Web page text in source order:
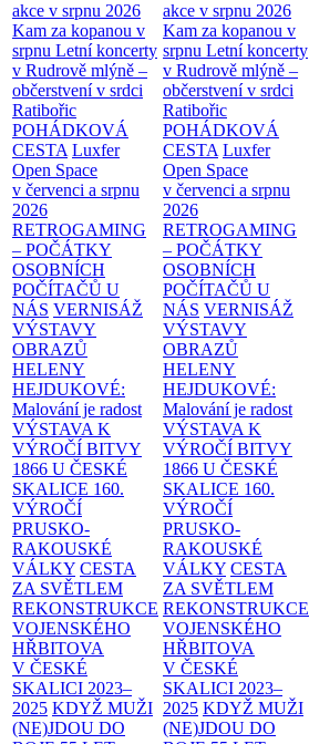
akce v srpnu 2026
Kam za kopanou v
srpnu Letní koncerty
v Rudrově mlýně –
občerstvení v srdci
Ratibořic
POHÁDKOVÁ
CESTA Luxfer
Open Space
v červenci a srpnu
2026
RETROGAMING
– POČÁTKY
OSOBNÍCH
POČÍTAČŮ U
NÁS VERNISÁŽ
VÝSTAVY
OBRAZŮ
HELENY
HEJDUKOVÉ:
Malování je radost
VÝSTAVA K
VÝROČÍ BITVY
1866 U ČESKÉ
SKALICE 160.
VÝROČÍ
PRUSKO-
RAKOUSKÉ
VÁLKY CESTA
ZA SVĚTLEM
REKONSTRUKCE
VOJENSKÉHO
HŘBITOVA
V ČESKÉ
SKALICI 2023–
2025 KDYŽ MUŽI
(NE)JDOU DO
akce v srpnu 2026
Kam za kopanou v
srpnu Letní koncerty
v Rudrově mlýně –
občerstvení v srdci
Ratibořic
POHÁDKOVÁ
CESTA Luxfer
Open Space
v červenci a srpnu
2026
RETROGAMING
– POČÁTKY
OSOBNÍCH
POČÍTAČŮ U
NÁS VERNISÁŽ
VÝSTAVY
OBRAZŮ
HELENY
HEJDUKOVÉ:
Malování je radost
VÝSTAVA K
VÝROČÍ BITVY
1866 U ČESKÉ
SKALICE 160.
VÝROČÍ
PRUSKO-
RAKOUSKÉ
VÁLKY CESTA
ZA SVĚTLEM
REKONSTRUKCE
VOJENSKÉHO
HŘBITOVA
V ČESKÉ
SKALICI 2023–
2025 KDYŽ MUŽI
(NE)JDOU DO